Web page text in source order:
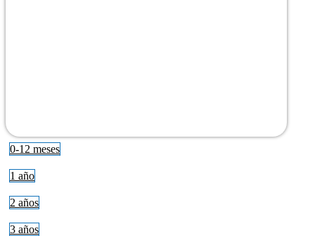
0-12 meses
1 año
2 años
3 años